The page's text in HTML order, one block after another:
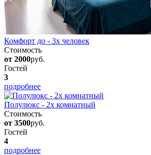
Комфорт до - 3х человек
Стоимость
от 2000руб.
Гостей
3
подробнее
Полулюкс - 2х комнатный
Стоимость
от 3500руб.
Гостей
4
подробнее